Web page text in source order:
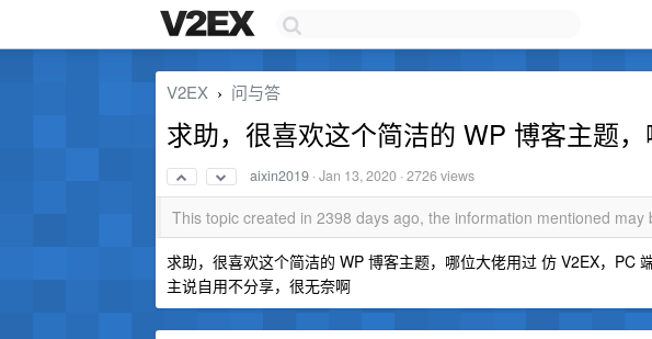
V2EX › 问与答
求助，很喜欢这个简洁的 WP 博客主题
aixin2019 ·Jan 13, 2020 · 2726 views
This topic created in 2398 days ago, the information mentioned may
求助，很喜欢这个简洁的 WP 博客主题，哪位大佬用过 仿 V2EX，PC
主说自用不分享，很无奈啊